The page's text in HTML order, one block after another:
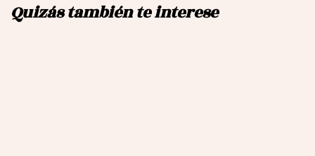
Quizás también te interese